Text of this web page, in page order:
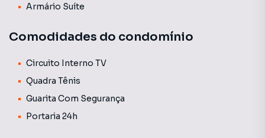
Armário Suíte
Comodidades do condomínio
Circuito Interno TV
Quadra Tênis
Guarita Com Segurança
Portaria 24h